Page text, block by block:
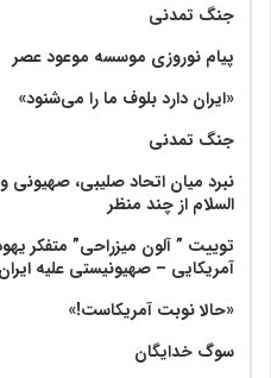
جنگ تمدنی
پیام نوروزی موسسه موعود عصر
«ایران دارد بلوف ما را می‌شنود»
جنگ تمدنی
نبرد میان اتحاد صلیبی، صهیونی
السلام از چند منظر
توییت ” آلون میزراحی” متفکر
آمریکایی – صهیونیستی علیه ایران
«حالا نوبت آمریکاست!»
سوگ خدایگان